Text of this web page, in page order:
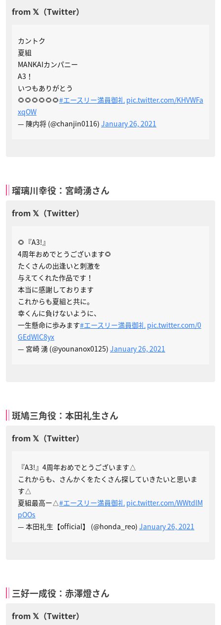
カントク
夏組
MANKAIカンパニー
A3！
いつもありがとう
🌻🌻🌻🌻🌻🌻#エースリー満員御礼 pic.twitter.com/KHVWFa
xqOW
— 陳内将 (@chanjin0116) January 26, 2021
瑠璃川幸役：宮崎湧さん
🌻『A3!』
4周年おめでとうございます🌻
たくさんの出逢いと刺激を
与えてくれた作品です！
本当に感謝しております
これからも夏組と共に。
幸くんに負けないように、
一生懸命に歩みます#エースリー満員御礼 pic.twitter.com/0
GEdWlC8yx
— 宮崎 湧 (@younanox0125) January 26, 2021
斑鳩三角役：本田礼生さん
『A3!』4周年おめでとうございます△
これからも、さんかくをたくさん探していきたいと思いま
す△
夏組最高ー△#エースリー満員御礼 pic.twitter.com/WWtdlM
pOOs
— 本田礼生【official】 (@honda_reo) January 26, 2021
三好一成役：赤澤燈さん